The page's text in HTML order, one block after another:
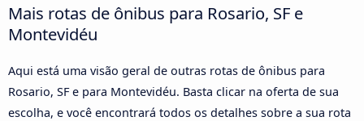
Mais rotas de ônibus para Rosario, SF e
Montevidéu
Aqui está uma visão geral de outras rotas de ônibus para
Rosario, SF e para Montevidéu. Basta clicar na oferta de sua
escolha, e você encontrará todos os detalhes sobre a sua rota